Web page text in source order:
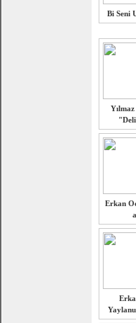
Bi Seni
Erkan